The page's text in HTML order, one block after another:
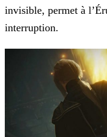
invisible, permet à
interruption.